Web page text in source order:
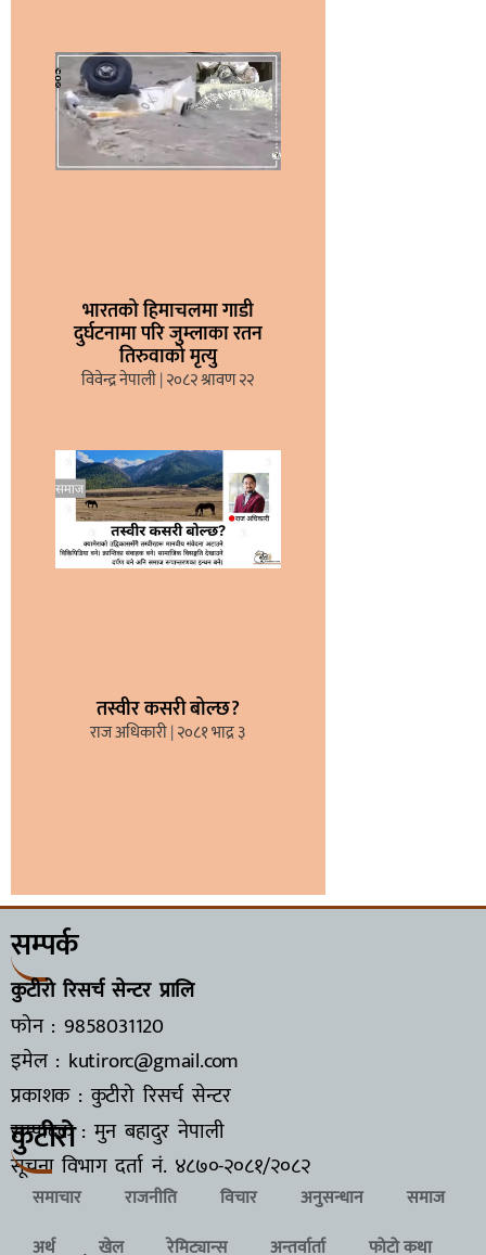
भारतको हिमाचलमा गाडी
दुर्घटनामा परि जुम्लाका रतन
तिरुवाको मृत्यु
विवेन्द्र नेपाली २०८२ श्रावण २२
तस्वीर कसरी बोल्छ?
राज अधिकारी २०८१ भाद्र ३
सम्पर्क
कुटीरो रिसर्च सेन्टर प्रालि
फोन : 9858031120
इमेल : kutirorc@gmail.com
प्रकाशक : कुटीरो रिसर्च सेन्टर
सम्पादक : मुन बहादुर नेपाली
सूचना विभाग दर्ता नं. ४८७०-२०८१/२०८२
कुटीरो
समाचार राजनीति विचार अनुसन्धान
समाज
अर्थ
खेल रेमिट्यान्स अन्तर्वार्ता फोटो कथा